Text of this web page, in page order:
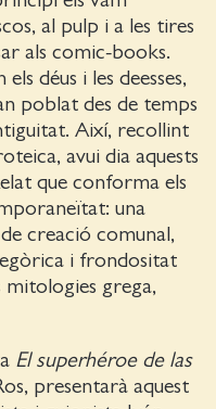
al pulp i a les tires
als comic-books.
déus i les deesses,
poblat des de temps
Així, recollint
avui dia aquests
que conforma els
una
creació comunal,
i frondositat
mitologies grega,
El superhéroe de las
presentarà aquest